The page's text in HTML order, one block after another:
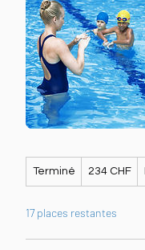
Terminé
e
m
francs
234 CHF
17 places restantes